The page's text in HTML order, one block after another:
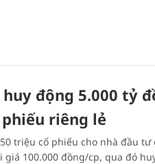
động 5.000 tỷ
riêng lẻ
triệu cổ phiếu cho nhà đầu tư
giá 100.000 đồng/cp, qua đó